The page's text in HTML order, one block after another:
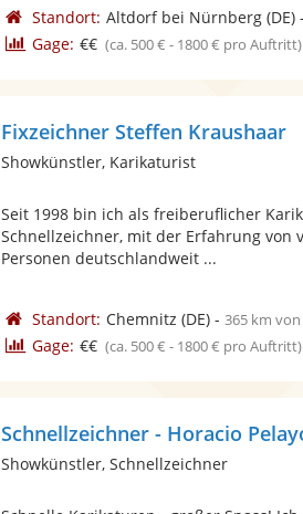
Standort: Altdorf bei Nürnberg(DE)-
Gage: €€ (ca. 500 € - 1800 € pro Auftritt)
Fixzeichner Steffen Kraushaar
Showkünstler, Karikaturist
Seit 1998 bin ich als freiberuflicher
Schnellzeichner, mit der Erfahrung von
Personen deutschlandweit ...
Standort: Chemnitz (DE)- 365 km
Gage: €€ (ca. 500 € - 1800 € pro Auftritt)
Schnellzeichner - Horacio
Showkünstler, Schnellzeichner